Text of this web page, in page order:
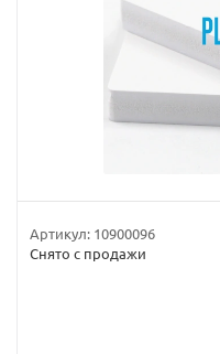
Артикул: 10900096
Снято с продажи